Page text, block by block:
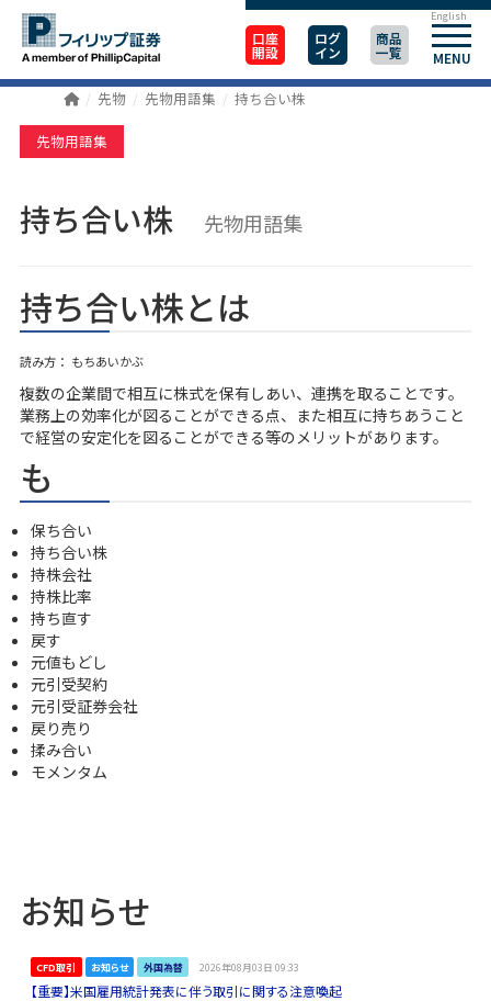
口座
開設
ログ
イン
商品
一覧 MENU
English
先物 先物用語集 持ち合い株
先物用語集
持ち合い株 先物用語集
持ち合い株とは
読み方： もちあいかぶ
複数の企業間で相互に株式を保有しあい、連携を取ることです。
業務上の効率化が図ることができる点、また相互に持ちあうこと
で経営の安定化を図ることができる等のメリットがあります。
も
保ち合い
持ち合い株
持株会社
持株比率
持ち直す
戻す
元値もどし
元引受契約
元引受証券会社
戻り売り
揉み合い
モメンタム
お知らせ
CFD取引 お知らせ 外国為替 2026年08月03日 09:33
【重要】米国雇用統計発表に伴う取引に関する注意喚起